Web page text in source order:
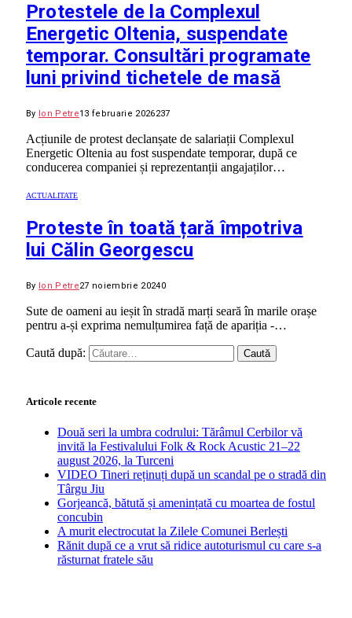
Protestele de la Complexul
Energetic Oltenia, suspendate
temporar. Consultări programate
luni privind tichetele de masă
By Ion Petre13 februarie 2026237
Acțiunile de protest declanșate de salariații Complexul
Energetic Oltenia au fost suspendate temporar, după ce
conducerea companiei și reprezentanții angajaților…
ACTUALITATE
Proteste în toată țară împotriva
lui Călin Georgescu
By Ion Petre27 noiembrie 20240
Sute de oameni au ieșit în stradă marți seară în marile orașe
pentru a-și exprima nemulțumirea față de apariția -…
Caută după:
Articole recente
Două seri la umbra codrului: Tărâmul Cerbilor vă
invită la Festivalului Folk & Rock Acustic 21–22
august 2026, la Turceni
VIDEO Tineri reținuți după un scandal pe o stradă din
Târgu Jiu
Gorjeancă, bătută și amenințată cu moartea de fostul
concubin
A murit electrocutat la Zilele Comunei Berlești
Rănit după ce a vrut să ridice autoturismul cu care s-a
răsturnat fratele său